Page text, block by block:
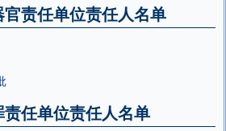
责任单位责任人名单
任单位责任人名单